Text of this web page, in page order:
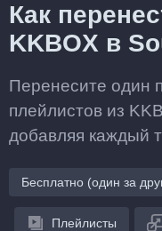
Как
KKBOX в
Перенесите один
плейлистов из
добавляя каждый
Бесплатно (один за
Плейлисты